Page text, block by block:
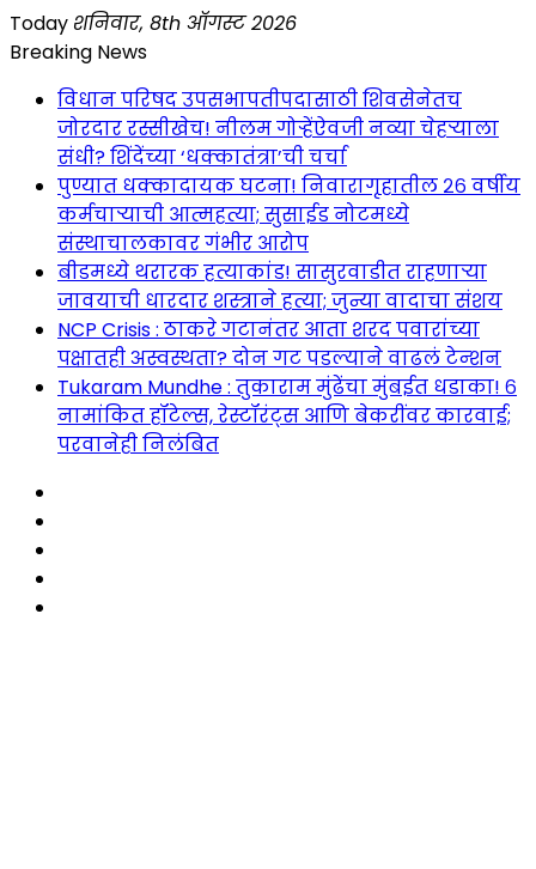
Skip
to
Today शनिवार, 8th ऑगस्ट 2026
Breaking News
विधान परिषद उपसभापतीपदासाठी शिवसेनेतच
जोरदार रस्सीखेच! नीलम गोऱ्हेंऐवजी नव्या चेहऱ्याला
संधी? शिंदेंच्या ‘धक्कातंत्रा’ची चर्चा
पुण्यात धक्कादायक घटना! निवारागृहातील २६ वर्षीय
कर्मचाऱ्याची आत्महत्या; सुसाईड नोटमध्ये
संस्थाचालकावर गंभीर आरोप
बीडमध्ये थरारक हत्याकांड! सासुरवाडीत राहणाऱ्या
जावयाची धारदार शस्त्राने हत्या; जुन्या वादाचा संशय
NCP Crisis : ठाकरे गटानंतर आता शरद पवारांच्या
पक्षातही अस्वस्थता? दोन गट पडल्याने वाढलं टेन्शन
Tukaram Mundhe : तुकाराम मुंढेंचा मुंबईत धडाका! ६
नामांकित हॉटेल्स, रेस्टॉरंट्स आणि बेकरींवर कारवाई;
परवानेही निलंबित